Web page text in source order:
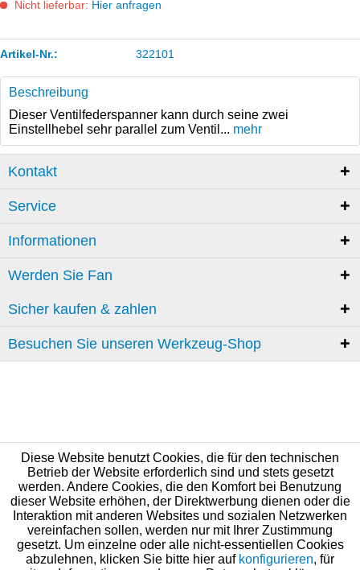
Nicht lieferbar: Hier anfragen
Artikel-Nr.: 322101
Beschreibung
Dieser Ventilfederspanner kann durch seine zwei
Einstellhebel sehr parallel zum Ventil... mehr
Kontakt
Service
Informationen
Werden Sie Fan
Sicher kaufen & zahlen
Besuchen Sie unseren Werkzeug-Shop
Diese Website benutzt Cookies, die für den technischen
Betrieb der Website erforderlich sind und stets gesetzt
werden. Andere Cookies, die den Komfort bei Benutzung
dieser Website erhöhen, der Direktwerbung dienen oder die
Interaktion mit anderen Websites und sozialen Netzwerken
vereinfachen sollen, werden nur mit Ihrer Zustimmung
gesetzt. Um einzelne oder alle nicht-essentiellen Cookies
abzulehnen, klicken Sie bitte hier auf konfigurieren, für